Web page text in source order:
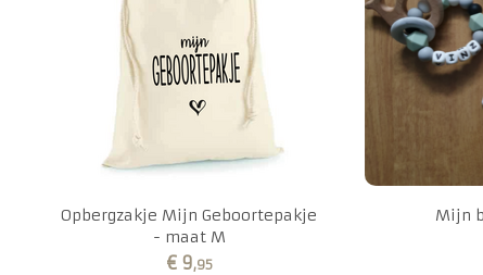
Opbergzakje Mijn Geboortepakje
- maat M
€ 9,95
Mijn